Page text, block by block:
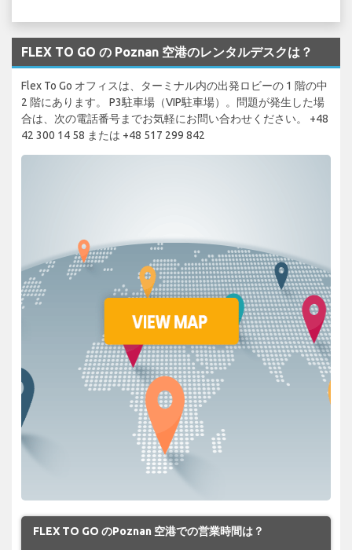
FLEX TO GO の Poznan 空港のレンタルデスクは？
Flex To Go オフィスは、ターミナル内の出発ロビーの 1 階の中
2 階にあります。 P3駐車場（VIP駐車場）。問題が発生した場
合は、次の電話番号までお気軽にお問い合わせください。 +48
42 300 14 58 または +48 517 299 842
FLEX TO GO のPoznan 空港での営業時間は？